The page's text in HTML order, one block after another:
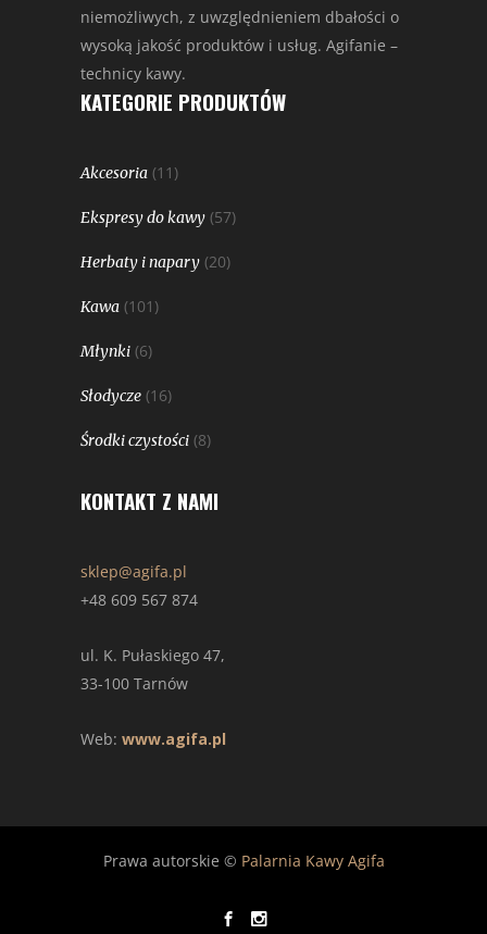
niemożliwych, z uwzględnieniem dbałości o
wysoką jakość produktów i usług. Agifanie –
technicy kawy.
KATEGORIE PRODUKTÓW
Akcesoria (11)
Ekspresy do kawy (57)
Herbaty i napary (20)
Kawa (101)
Młynki (6)
Słodycze (16)
Środki czystości (8)
KONTAKT Z NAMI
sklep@agifa.pl
+48 609 567 874
ul. K. Pułaskiego 47,
33-100 Tarnów
Web: www.agifa.pl
Prawa autorskie © Palarnia Kawy Agifa